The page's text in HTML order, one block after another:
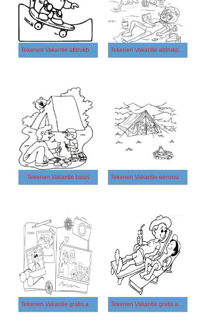
Tekenen Vakantie afdrukbaar voor kinderen Tekenen Vakantie afdrukbaar
Tekenen Vakantie basis Tekenen Vakantie eenvoudig
Tekenen Vakantie gratis afdrukbaar basis Tekenen Vakantie gratis afdrukbaar eenvoudig